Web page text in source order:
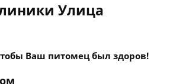
Улица
Ваш питомец был здоров!